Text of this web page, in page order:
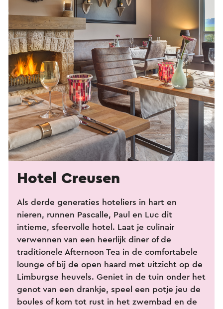
Hotel Creusen
Als derde generaties hoteliers in hart en
nieren, runnen Pascalle, Paul en Luc dit
intieme, sfeervolle hotel. Laat je culinair
verwennen van een heerlijk diner of de
traditionele Afternoon Tea in de comfortabele
lounge of bij de open haard met uitzicht op de
Limburgse heuvels. Geniet in de tuin onder het
genot van een drankje, speel een potje jeu de
boules of kom tot rust in het zwembad en de